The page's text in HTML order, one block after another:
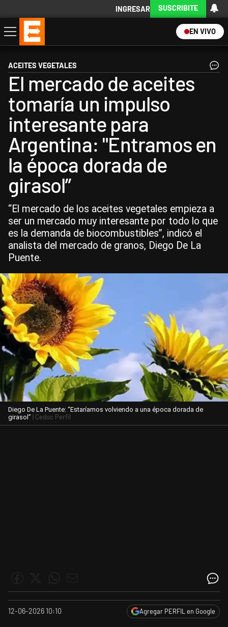
INGRESAR SUSCRIBITE
EN VIVO
Economía
Política
Internacional
Actualidad
Descargá la App
ACEITES VEGETALES
El mercado de aceites
tomaría un impulso
interesante para
Argentina: "Entramos en
la época dorada de
girasol”
“El mercado de los aceites vegetales empieza a
ser un mercado muy interesante por todo lo que
es la demanda de biocombustibles”, indicó el
analista del mercado de granos, Diego De La
Puente.
Diego De La Puente: “Estaríamos volviendo a una época dorada de
girasol” | Cedoc Perfil
12-06-2026 10:10 Agregar PERFIL en Google